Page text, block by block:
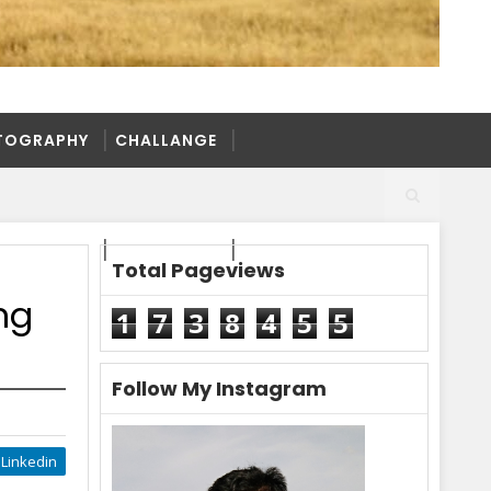
CHALLANGE
CHALLANGE
Linkedin
Total Pageviews
1 7 3 8 4 5 5
Follow My Instagram